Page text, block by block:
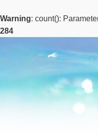
Warning: count():
284